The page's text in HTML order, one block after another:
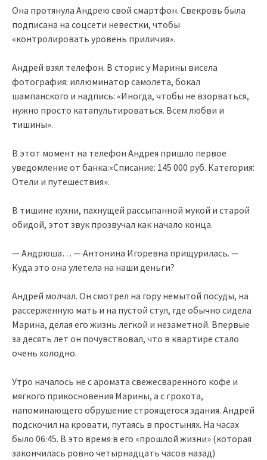
Она протянула Андрею свой смартфон. Свекровь была
подписана на соцсети невестки, чтобы
«контролировать уровень приличия».
Андрей взял телефон. В сторис у Марины висела
фотография: иллюминатор самолета, бокал
шампанского и надпись: «Иногда, чтобы не взорваться,
нужно просто катапультироваться. Всем любви и
тишины».
В этот момент на телефон Андрея пришло первое
уведомление от банка:«Списание: 145 000 руб. Категория:
Отели и путешествия».
В тишине кухни, пахнущей рассыпанной мукой и старой
обидой, этот звук прозвучал как начало конца.
— Андрюша… — Антонина Игоревна прищурилась. —
Куда это она улетела на наши деньги?
Андрей молчал. Он смотрел на гору немытой посуды, на
рассерженную мать и на пустой стул, где обычно сидела
Марина, делая его жизнь легкой и незаметной. Впервые
за десять лет он почувствовал, что в квартире стало
очень холодно.
Утро началось не с аромата свежесваренного кофе и
мягкого прикосновения Марины, а с грохота,
напоминающего обрушение строящегося здания. Андрей
подскочил на кровати, путаясь в простынях. На часах
было 06:45. В это время в его «прошлой жизни» (которая
закончилась ровно четырнадцать часов назад)